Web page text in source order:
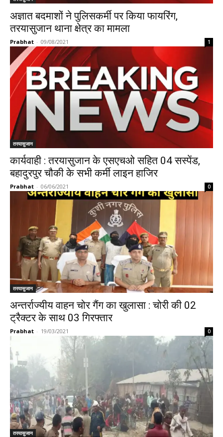
अज्ञात बदमाशों ने पुलिसकर्मी पर किया फायरिंग,
तरयासुजान थाना क्षेत्र का मामला
Prabhat - 09/08/2021 1
तरयासुजान
कार्यवाही : तरयासुजान के एसएचओ सहित 04 सस्पेंड,
बहादुरपुर चौकी के सभी कर्मी लाइन हाजिर
Prabhat - 06/06/2021 0
तरयासुजान
अन्तर्राज्यीय वाहन चोर गैंग का खुलासा : चोरी की 02
ट्रैक्टर के साथ 03 गिरफ्तार
Prabhat - 19/03/2021 0
तरयासुजान